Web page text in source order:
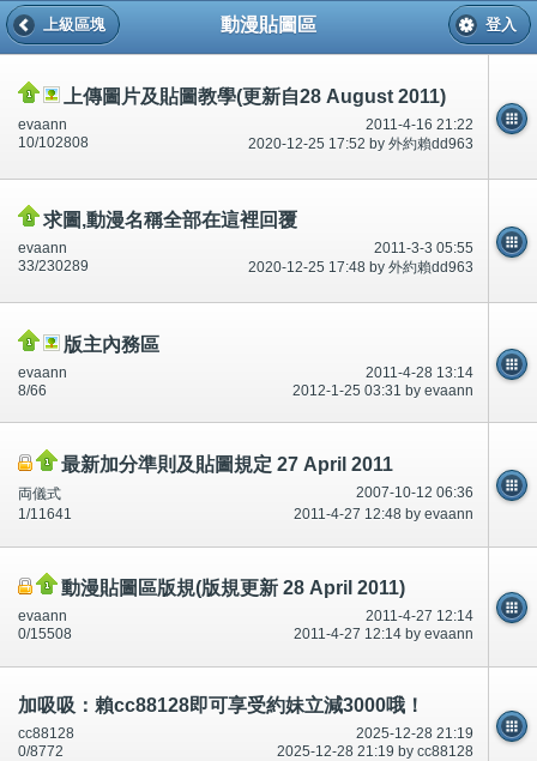
動漫貼圖區
上級區塊 登入
上傳圖片及貼圖教學(更新自28 August 2011)
2011-4-16 21:22
evaann
2020-12-25 17:52 by 外約賴dd963
10/102808
求圖,動漫名稱全部在這裡回覆
2011-3-3 05:55
evaann
2020-12-25 17:48 by 外約賴dd963
33/230289
版主內務區
2011-4-28 13:14
evaann
2012-1-25 03:31 by evaann
8/66
最新加分準則及貼圖規定 27 April 2011
2007-10-12 06:36
両儀式
2011-4-27 12:48 by evaann
1/11641
動漫貼圖區版規(版規更新 28 April 2011)
2011-4-27 12:14
evaann
2011-4-27 12:14 by evaann
0/15508
加吸吸：賴cc88128即可享受約妹立減3000哦！
2025-12-28 21:19
cc88128
2025-12-28 21:19 by cc88128
0/8772